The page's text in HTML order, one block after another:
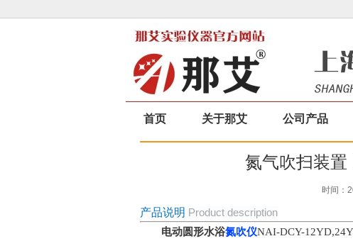
首页 关于那艾 公司产品
氮气吹扫装置
时间：
产品说明 Product description
电动圆形水浴氮吹仪NAI-DCY-